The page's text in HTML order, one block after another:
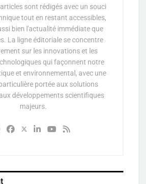
sont rédigés avec un souci
tout en restant accessibles,
bien l'actualité immédiate que
La ligne éditoriale se concentre
sur les innovations et les
qui façonnent notre
et environnemental, avec une
portée aux solutions
développements scientifiques
majeurs.